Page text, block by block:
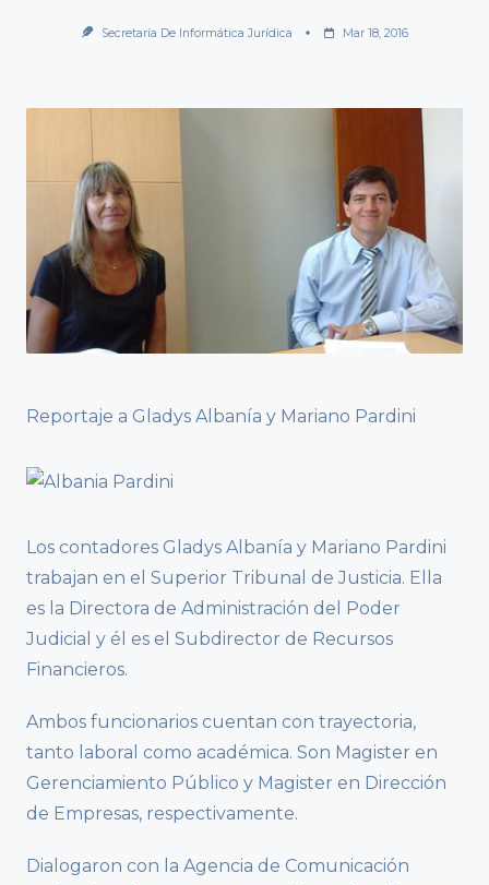
Secretaría De Informática Jurídica Mar 18, 2016
Reportaje a Gladys Albanía y Mariano Pardini
Los contadores Gladys Albanía y Mariano Pardini
trabajan en el Superior Tribunal de Justicia. Ella
es la Directora de Administración del Poder
Judicial y él es el Subdirector de Recursos
Financieros.
Ambos funcionarios cuentan con trayectoria,
tanto laboral como académica. Son Magister en
Gerenciamiento Público y Magister en Dirección
de Empresas, respectivamente.
Dialogaron con la Agencia de Comunicación